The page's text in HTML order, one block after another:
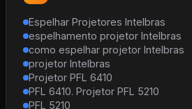
Espelhar Projetores Intelbras
espelhamento projetor Intelbras
como espelhar projetor Intelbras
projetor Intelbras
Projetor PFL 6410
PFL 6410. Projetor PFL 5210
PFL 5210